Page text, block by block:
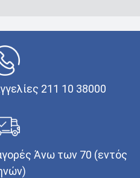
211 10 38000
Άνω των 70 (εντός